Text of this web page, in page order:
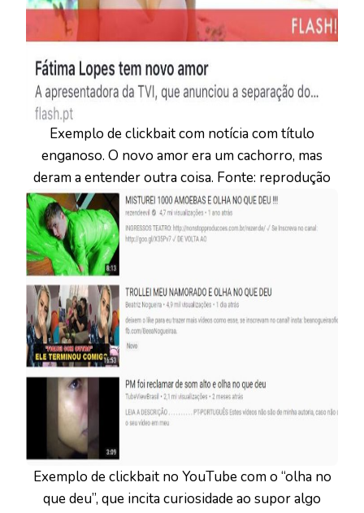
Exemplo de clickbait com notícia com título
enganoso. O novo amor era um cachorro, mas
deram a entender outra coisa. Fonte: reprodução
Exemplo de clickbait no YouTube com o “olha no
que deu”, que incita curiosidade ao supor algo